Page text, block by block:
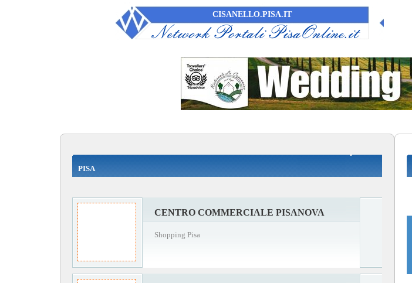
CISANELLO.PISA.IT
PISA
CENTRO COMMERCIALE PISANOVA
Shopping Pisa